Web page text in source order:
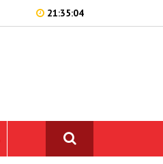
21:35:04